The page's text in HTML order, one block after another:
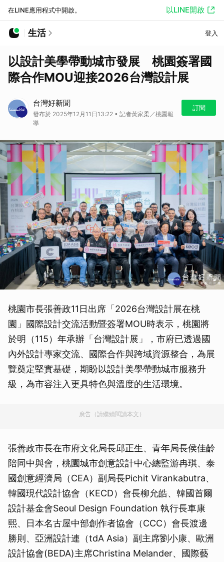
在LINE應用程式中開啟。 以LINE開啟
生活 登入
以設計美學帶動城市發展 桃園簽署國
際合作MOU迎接2026台灣設計展
台灣好新聞
發布於 2025年12月11日13:22 • 記者黃家柔／桃園報
導
訂閱
桃園市長張善政11日出席「2026台灣設計展在桃
園」國際設計交流活動暨簽署MOU時表示，桃園將
於明（115）年承辦「台灣設計展」，市府已透過國
內外設計專家交流、國際合作與跨域資源整合，為展
覽奠定堅實基礎，期盼以設計美學帶動城市服務升
級，為市容注入更具特色與溫度的生活環境。
廣告（請繼續閱讀本文）
張善政市長在市府文化局長邱正生、青年局長侯佳齡
陪同中與會，桃園城市創意設計中心總監游冉琪、泰
國創意經濟局（CEA）副局長Pichit Virankabutra、
韓國現代設計協會（KECD）會長柳允皓、韓國首爾
設計基金會Seoul Design Foundation 執行長車康
熙、日本名古屋中部創作者協會（CCC）會長渡邊
勝則、亞洲設計連（tdA Asia）副主席劉小康、歐洲
設計協會(BEDA)主席Christina Melander、國際藝